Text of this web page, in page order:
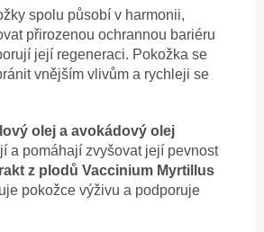
spolu působí v harmonii,
přirozenou ochrannou bariéru
její regeneraci. Pokožka se
vnějším vlivům a rychleji se
olej a avokádový olej
a pomáhají zvyšovat její pevnost
z plodů Vaccinium Myrtillus
pokožce výživu a podporuje